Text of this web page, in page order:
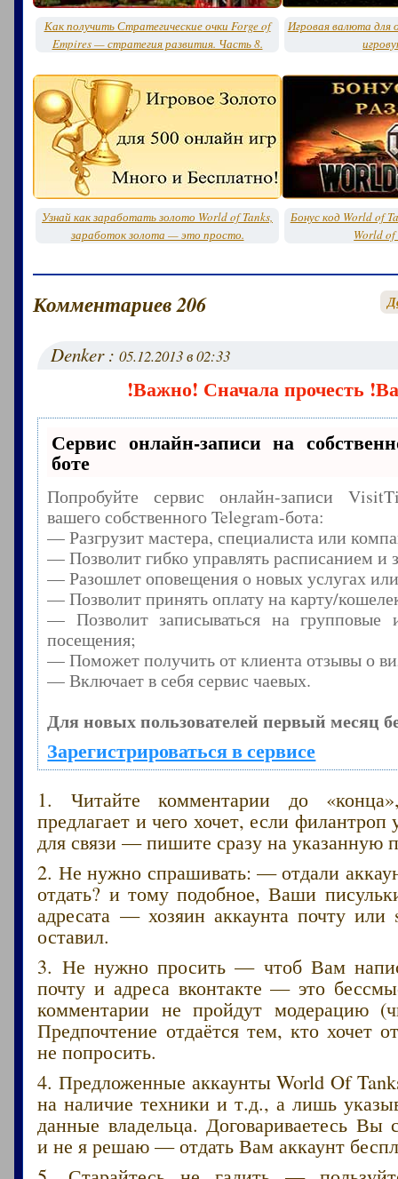
Как получить Стратегические очки Forge of
Empires — стратегия развития. Часть 8.
Игровая валюта для
Узнай как заработать золото World of Tanks,
заработок золота — это просто.
Бонус код World of
World of
Комментариев 206
Denker :05.12.2013 в 02:33
!Важно! Сначала прочесть
Сервис онлайн-записи на
боте
Попробуйте сервис онлайн-записи
вашего собственного Telegram-бота:
— Разгрузит мастера, специалиста или
— Позволит гибко управлять расписанием и
— Разошлет оповещения о новых услугах
— Позволит принять оплату на карту/
— Позволит записываться на групповые
посещения;
— Поможет получить от клиента отзывы о
— Включает в себя сервис чаевых.
Для новых пользователей первый месяц
Зарегистрироваться в сервисе
1. Читайте комментарии до
предлагает и чего хочет, если филантроп
для связи — пишите сразу на указанную
2. Не нужно спрашивать: — отдали
отдать? и тому подобное, Ваши
адресата — хозяин аккаунта почту или
оставил.
3. Не нужно просить — чтоб Вам
почту и адреса вконтакте — это
комментарии не пройдут модерацию
Предпочтение отдаётся тем, кто хочет
не попросить.
4. Предложенные аккаунты World Of
на наличие техники и т.д., а лишь
данные владельца. Договариваетесь Вы
и не я решаю — отдать Вам аккаунт